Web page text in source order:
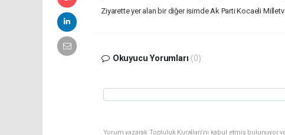
Ziyarette yer alan bir diğer isimde Ak Parti Kocaeli
Okuyucu Yorumları (0)
Yorum yazarak Topluluk Kuralları’nı kabul etmiş